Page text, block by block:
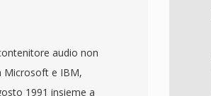
audio non
Microsoft e IBM,
1991 insieme a